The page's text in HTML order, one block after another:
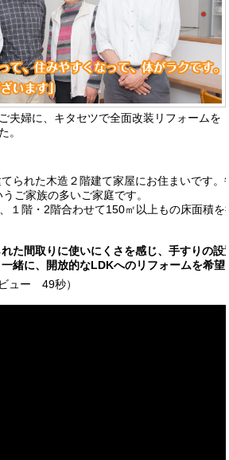
夫婦に、キタセツで全面改装リフォームを
。
られた木造２階建て家屋にお住まいです
ご家族の多いご家庭です。
１階・2階合わせて150㎡以上もの床面積
た間取りに使いにくさを感じ、手すりの設
緒に、開放的なLDKへのリフォームを希望
ュー 49秒）